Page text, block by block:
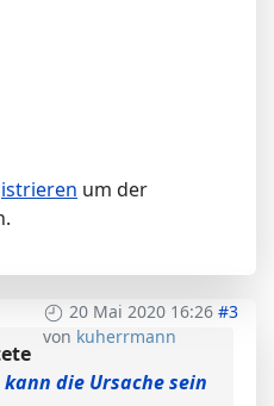
um der
20 Mai 2020 16:26 #3
von kuherrmann
kann die Ursache sein